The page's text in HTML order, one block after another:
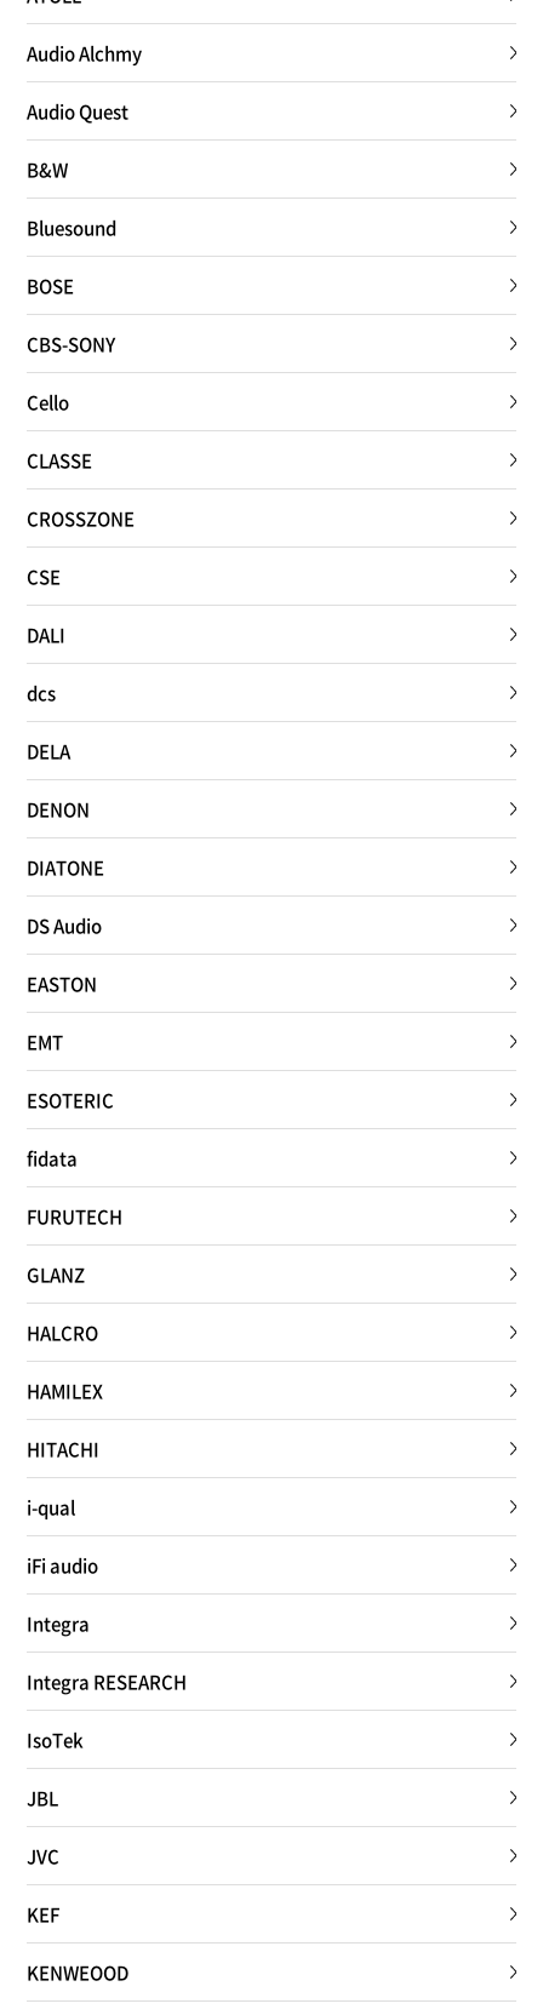
Audio Alchmy
Audio Quest
B&W
Bluesound
BOSE
CBS-SONY
Cello
CLASSE
CROSSZONE
CSE
DALI
dcs
DELA
DENON
DIATONE
DS Audio
EASTON
EMT
ESOTERIC
fidata
FURUTECH
GLANZ
HALCRO
HAMILEX
HITACHI
i-qual
iFi audio
Integra
Integra RESEARCH
IsoTek
JBL
JVC
KEF
KENWEOOD